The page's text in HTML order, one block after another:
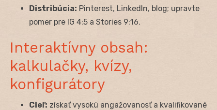
Distribúcia: Pinterest, LinkedIn, blog; upravte
pomer pre IG 4:5 a Stories 9:16.
Interaktívny obsah:
kalkulačky, kvízy,
konfigurátory
Cieľ: získať vysokú angažovanosť a kvalifikované